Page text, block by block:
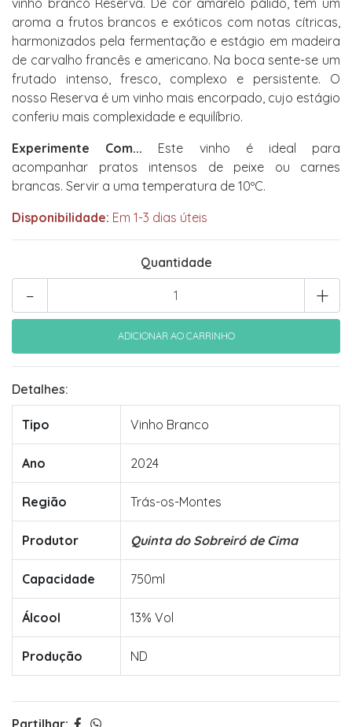
vinho branco Reserva. De cor amarelo pálido, tem um
aroma a frutos brancos e exóticos com notas cítricas,
harmonizados pela fermentação e estágio em madeira
de carvalho francês e americano. Na boca sente-se um
frutado intenso, fresco, complexo e persistente. O
nosso Reserva é um vinho mais encorpado, cujo estágio
conferiu mais complexidade e equilíbrio.
Experimente Com... Este vinho é ideal para
acompanhar pratos intensos de peixe ou carnes
brancas. Servir a uma temperatura de 10ºC.
Disponibilidade: Em 1-3 dias úteis
Quantidade
+
-
Detalhes:
Tipo Vinho Branco
Ano 2024
Região Trás-os-Montes
Produtor Quinta do Sobreiró de Cima
Capacidade 750ml
Álcool 13% Vol
Produção ND
Partilhar: